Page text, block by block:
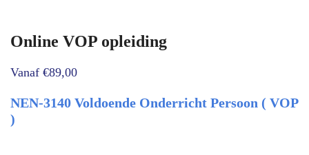
Online VOP opleiding
Vanaf €89,00
NEN-3140 Voldoende Onderricht Persoon ( VOP
)